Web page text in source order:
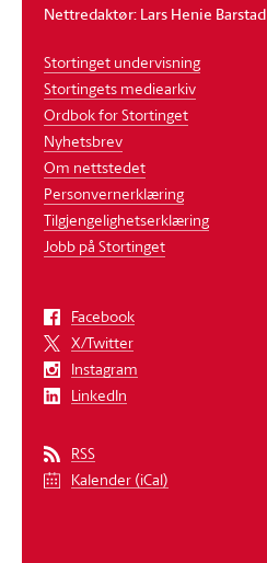
Nettredaktør: Lars Henie Barstad
Stortinget undervisning
Stortingets mediearkiv
Ordbok for Stortinget
Nyhetsbrev
Om nettstedet
Personvernerklæring
Tilgjengelighetserklæring
Jobb på Stortinget
Facebook
X/Twitter
Instagram
LinkedIn
RSS
Kalender (iCal)